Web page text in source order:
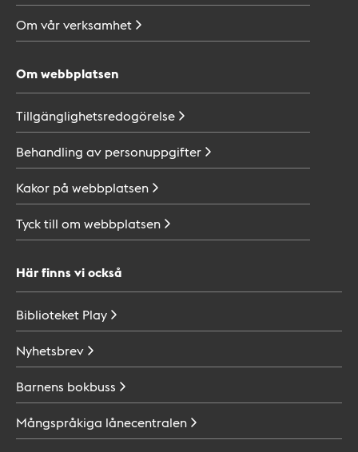
Om vårverksamhet
Om webbplatsen
Tillgänglighetsredogörelse
Behandling av personuppgifter
Kakor på webbplatsen
Tyck till om webbplatsen
Här finns vi också
Biblioteket Play
Nyhetsbrev
Barnens bokbuss
Mångspråkiga lånecentralen